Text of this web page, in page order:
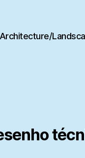
Architecture/